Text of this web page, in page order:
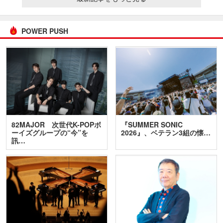
POWER PUSH
82MAJOR 次世代K-POPボ
ーイズグループの“今”を
訊…
『SUMMER SONIC
2026』、ベテラン3組の懐…